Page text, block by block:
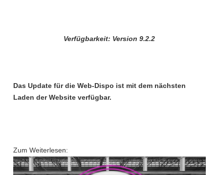
Verfügbarkeit: Version 9.2.2
Das Update für die Web-Dispo ist mit dem nächsten
Laden der Website verfügbar.
Zum Weiterlesen: